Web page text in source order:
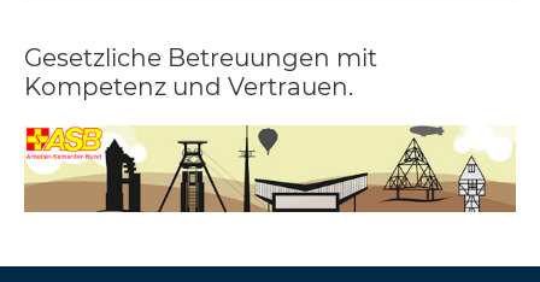
Gesetzliche Betreuungen mit
Kompetenz und Vertrauen.